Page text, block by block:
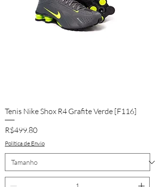
Tenis Nike Shox R4 Grafite Verde [F116]
Price
R$499.80
Política de Envio